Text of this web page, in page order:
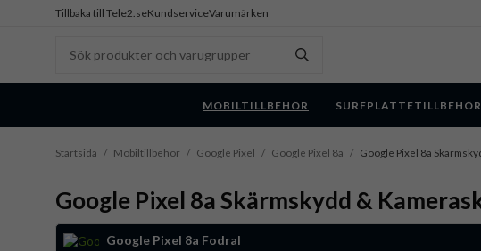
Tillbaka till Tele2.seKundserviceVarumärken
MOBILTILLBEHÖR SURFPLATTETILLBEHÖR
Startsida / Mobiltillbehör / Google Pixel / Google Pixel 8a / Google Pixel 8a
Google Pixel 8a Skärmskydd &
Google Pixel 8a Fodral